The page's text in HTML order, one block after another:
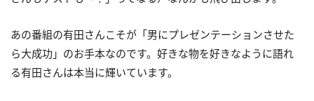
あの番組の有田さんこそが「男にプレゼンテーションさせた
ら大成功」のお手本なのです。好きな物を好きなように語れ
る有田さんは本当に輝いています。